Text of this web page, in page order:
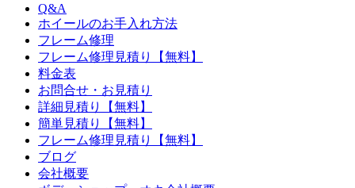
Q&A
ホイールのお手入れ方法
フレーム修理
フレーム修理見積り【無料】
料金表
お問合せ・お見積り
詳細見積り【無料】
簡単見積り【無料】
フレーム修理見積り【無料】
ブログ
会社概要